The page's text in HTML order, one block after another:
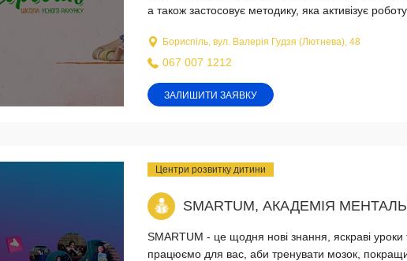
а також застосовує методику, яка активізує роботу
Бориспіль, вул. Валерія Гудзя (Лютнева), 48
067 007 1212
ЗАЛИШИТИ ЗАЯВКУ
Центри розвитку дитини
SMARTUM, АКАДЕМІЯ
SMARTUM - це щодня нові знання, яскраві уроки
працюємо для вас, аби тренувати мозок,